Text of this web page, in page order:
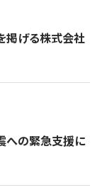
掲げる株式会社
への緊急支援に